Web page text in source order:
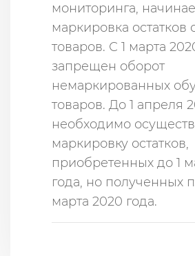
мониторинга,
маркировка остатков
товаров. С 1 марта
запрещен оборот
немаркированных
товаров. До 1 апреля
необходимо
маркировку остатков,
приобретенных до 1
года, но полученных
марта 2020 года.